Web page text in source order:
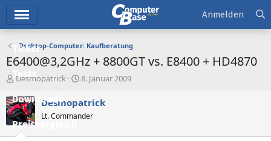
Ticker
Tests
Downloads
Preisvergleich
Anmelden
Desktop-Computer: Kaufberatung
E6400@3,2GHz + 8800GT vs. E8400 + HD4870
E
s
t
e
Desmopatrick
E
s
e
8. Januar 2009
Desmopatrick
Lt. Commander